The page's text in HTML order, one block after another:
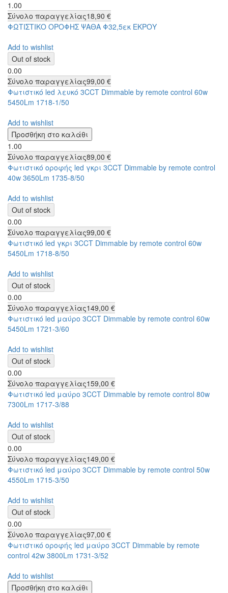
1.00
Σύνολο παραγγελίας18,90 €
ΦΩΤΙΣΤΙΚΟ ΟΡΟΦΗΣ ΨΑΘΑ Φ32,5εκ ΕΚΡΟΥ
Add to wishlist
0.00
Σύνολο παραγγελίας99,00 €
Φωτιστικό led λευκό 3CCT Dimmable by remote control 60w
5450Lm 1718-1/50
Add to wishlist
1.00
Σύνολο παραγγελίας89,00 €
Φωτιστικό οροφής led γκρι 3CCT Dimmable by remote control
40w 3650Lm 1735-8/50
Add to wishlist
0.00
Σύνολο παραγγελίας99,00 €
Φωτιστικό led γκρι 3CCT Dimmable by remote control 60w
5450Lm 1718-8/50
Add to wishlist
0.00
Σύνολο παραγγελίας149,00 €
Φωτιστικό led μαύρο 3CCT Dimmable by remote control 60w
5450Lm 1721-3/60
Add to wishlist
0.00
Σύνολο παραγγελίας159,00 €
Φωτιστικό led μαύρο 3CCT Dimmable by remote control 80w
7300Lm 1717-3/88
Add to wishlist
0.00
Σύνολο παραγγελίας149,00 €
Φωτιστικό led μαύρο 3CCT Dimmable by remote control 50w
4550Lm 1715-3/50
Add to wishlist
0.00
Σύνολο παραγγελίας97,00 €
Φωτιστικό οροφής led μαύρο 3CCT Dimmable by remote
control 42w 3800Lm 1731-3/52
Add to wishlist